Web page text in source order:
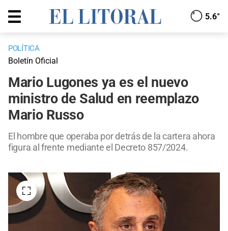
5.6°
POLÍTICA
Boletín Oficial
Mario Lugones ya es el nuevo
ministro de Salud en reemplazo
Mario Russo
El hombre que operaba por detrás de la cartera ahora
figura al frente mediante el Decreto 857/2024.